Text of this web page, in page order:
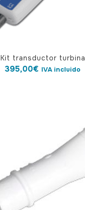
Kit transductor turbina
395,00€ IVA incluido